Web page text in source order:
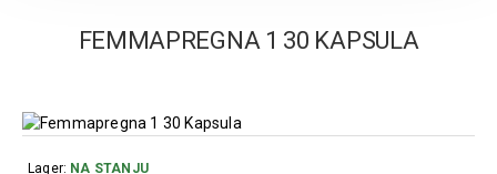
FEMMAPREGNA 1 30 KAPSULA
Lager: NA STANJU